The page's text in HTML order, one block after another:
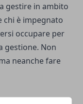
gestire in ambito
chi è impegnato
occupare per
gestione. Non
neanche fare
zodiacali per